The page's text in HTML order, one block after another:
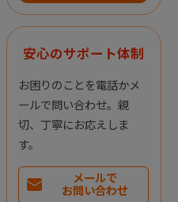
安心のサポート体制
お困りのことを電話かメ
ールで問い合わせ。親
切、丁寧にお応えしま
す。
メールで
お問い合わせ